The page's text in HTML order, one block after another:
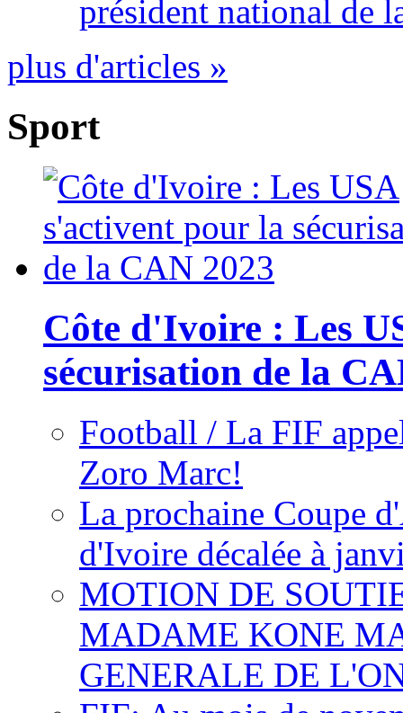
président national de
plus d'articles »
Sport
Côte d'Ivoire : Les
sécurisation de la
Football / La FIF
Zoro Marc!
La prochaine Coupe
d'Ivoire décalée à
MOTION DE
MADAME KONE
GENERALE DE